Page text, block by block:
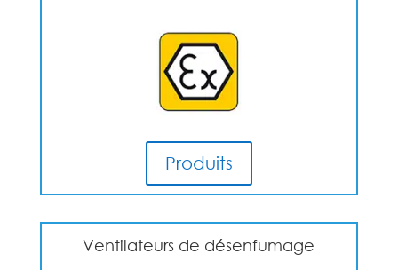
Produits
Ventilateurs de désenfumage